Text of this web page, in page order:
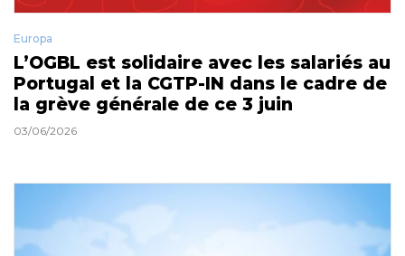
Europa
L’OGBL est solidaire avec les salariés au
Portugal et la CGTP-IN dans le cadre de
la grève générale de ce 3 juin
03/06/2026